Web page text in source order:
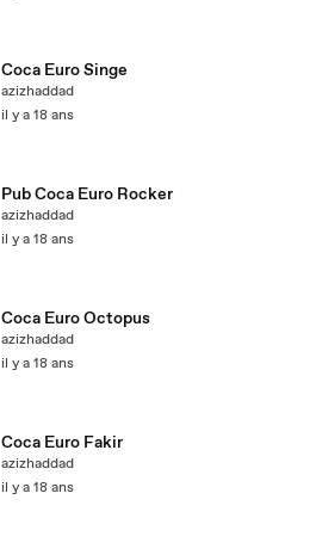
Coca Euro Singe
azizhaddad
il y a 18 ans
Pub Coca Euro Rocker
azizhaddad
il y a 18 ans
Coca Euro Octopus
azizhaddad
il y a 18 ans
Coca Euro Fakir
azizhaddad
il y a 18 ans